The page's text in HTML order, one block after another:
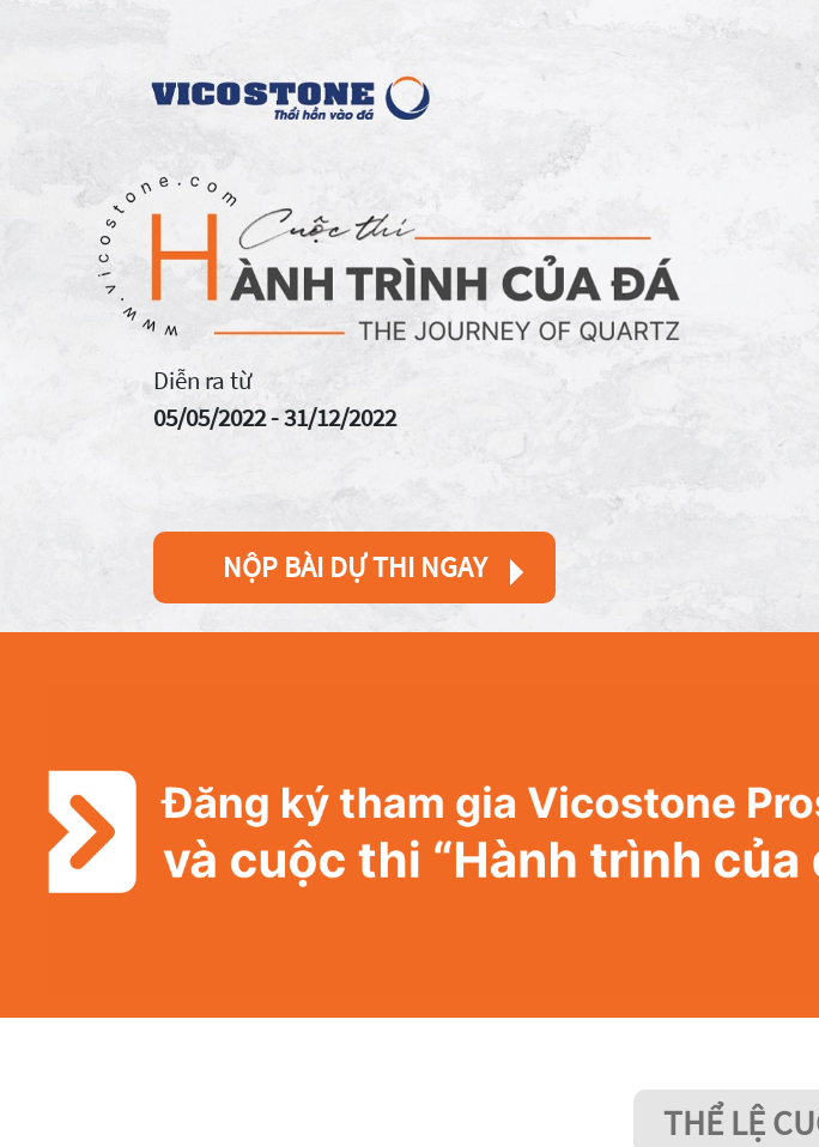
Diễn ra từ
05/05/2022 - 31/12/2022
NỘP BÀI DỰ THI NGAY
THỂ LỆ